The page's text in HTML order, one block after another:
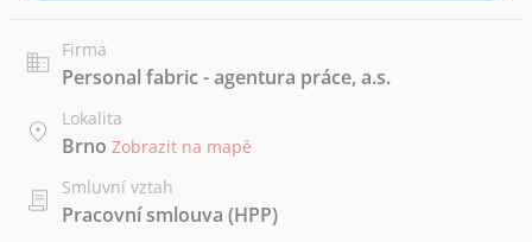
Firma
Personal fabric - agentura práce, a.s.
Lokalita
Brno Zobrazit na mapě
Smluvní vztah
Pracovní smlouva (HPP)